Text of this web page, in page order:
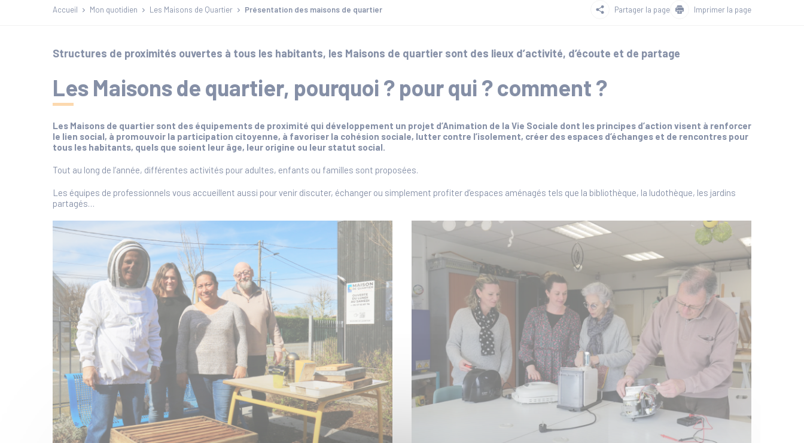
Accueil Mon quotidien Les Maisons de Quartier Présentation des maisons de quartier Partager la page Imprimer la page
Structures de proximités ouvertes à tous les habitants, les Maisons de quartier sont des lieux d’activité, d’écoute et de partage
Les Maisons de quartier, pourquoi ? pour qui ? comment ?
Les Maisons de quartier sont des équipements de proximité qui développement un projet d’Animation de la Vie Sociale dont les principes d’action visent à renforcer
le lien social, à promouvoir la participation citoyenne, à favoriser la cohésion sociale, lutter contre l’isolement, créer des espaces d’échanges et de rencontres pour
tous les habitants, quels que soient leur âge, leur origine ou leur statut social.
Tout au long de l’année, différentes activités pour adultes, enfants ou familles sont proposées.
Les équipes de professionnels vous accueillent aussi pour venir discuter, échanger ou simplement profiter d’espaces aménagés tels que la bibliothèque, la ludothèque, les jardins
partagés…